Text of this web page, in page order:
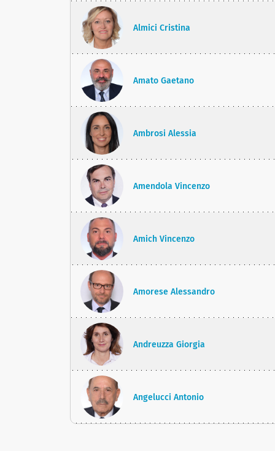
Almici Cristina
Amato Gaetano
Ambrosi Alessia
Amendola Vincenzo
Amich Vincenzo
Amorese Alessandro
Andreuzza Giorgia
Angelucci Antonio